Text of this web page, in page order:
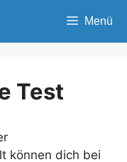
Menü
Test
können dich bei